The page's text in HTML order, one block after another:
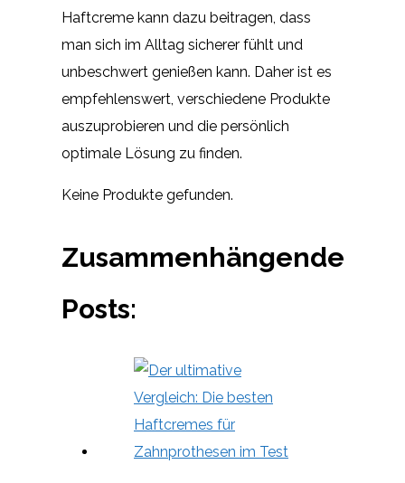
Haftcreme kann dazu beitragen, dass
man sich im Alltag sicherer fühlt und
unbeschwert genießen kann. Daher ist es
empfehlenswert, verschiedene Produkte
auszuprobieren und die persönlich
optimale Lösung zu finden.
Keine Produkte gefunden.
Zusammenhängende
Posts: